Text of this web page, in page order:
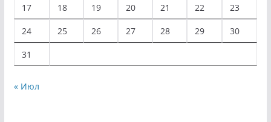
17 18 19 20 21 22 23
24 25 26 27 28 29 30
31
« Июл